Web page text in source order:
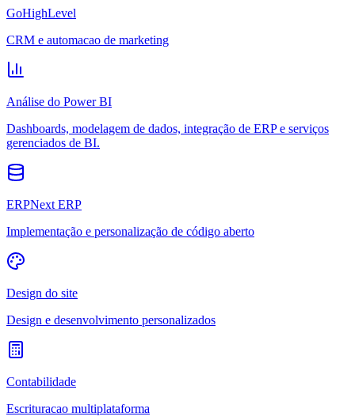
GoHighLevel
CRM e automacao de marketing
Análise do Power BI
Dashboards, modelagem de dados, integração de ERP e serviços
gerenciados de BI.
ERPNext ERP
Implementação e personalização de código aberto
Design do site
Design e desenvolvimento personalizados
Contabilidade
Escrituracao multiplataforma